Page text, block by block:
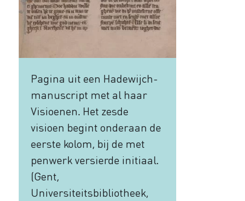
Pagina uit een Hadewijch-
manuscript met al haar
Visioenen. Het zesde
visioen begint onderaan de
eerste kolom, bij de met
penwerk versierde initiaal.
(Gent,
Universiteitsbibliotheek,